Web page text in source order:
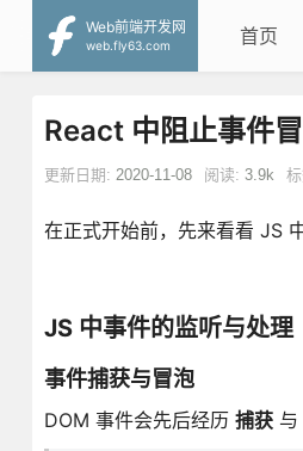
Web前端开发网
web.fly63.com
首页
React 中阻止事件
更新日期: 2020-11-08 阅读: 3.9k
在正式开始前，先来看看 JS
JS 中事件的监听与处理
事件捕获与冒泡
DOM 事件会先后经历 捕获与